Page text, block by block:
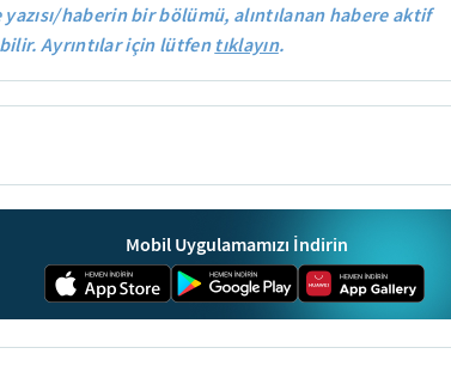
yazısı/haberin bir bölümü, alıntılanan habere aktif
Ayrıntılar için lütfentıklayın.
Mobil Uygulamamızı İndirin